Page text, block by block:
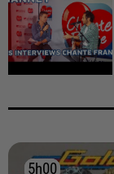
5h00
5h00